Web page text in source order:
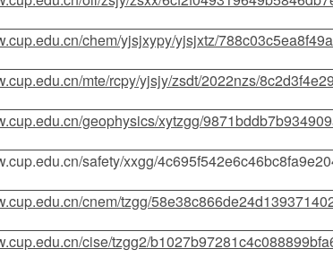
chem/yjsjxypy/yjsjxtz/
mte/rcpy/yjsjy/zsdt/2022nzs/
geophysics/xytzgg/
safety/xxgg/
cnem/tzgg/
cise/tzgg2/